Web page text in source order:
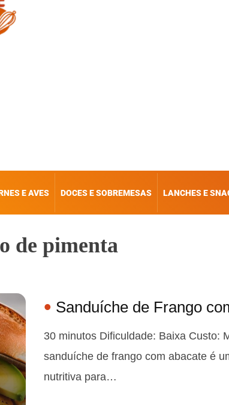
E AVES DOCES E SOBREMESAS LANCHES E
de pimenta
Sanduíche de Frango
30 minutos Dificuldade: Baixa Custo:
sanduíche de frango com abacate é
nutritiva para…